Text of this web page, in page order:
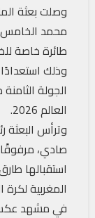
وصلت بعثة
محمد الخامس
طائرة خاصة
وذلك
الجولة
العالم 2026.
وترأس البعثة
صادي،
استقبالها
المغربية
في مشهد عكس